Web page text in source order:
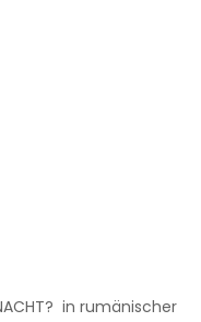
in rumänischer